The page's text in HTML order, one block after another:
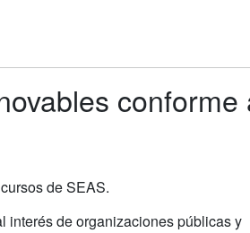
conforme
de SEAS.
interés de organizaciones públicas y